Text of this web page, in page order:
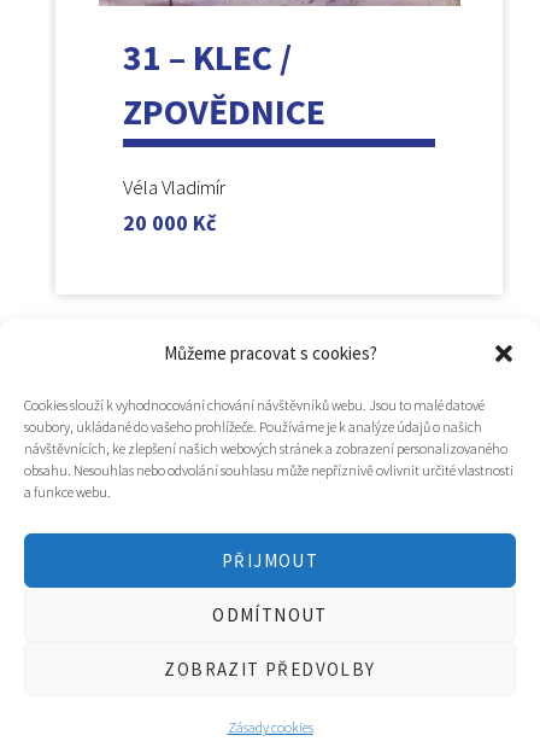
Můžeme pracovat s cookies?
Cookies slouží k vyhodnocování chování návštěvníků webu. Jsou to malé datové
soubory, ukládané do vašeho prohlížeče. Používáme je k analýze údajů o našich
návštěvnících, ke zlepšení našich webových stránek a zobrazení personalizovaného
obsahu. Nesouhlas nebo odvolání souhlasu může nepříznivě ovlivnit určité vlastnosti
a funkce webu.
PŘIJMOUT
ODMÍTNOUT
ZOBRAZIT PŘEDVOLBY
Zásady cookies
31 – KLEC /
ZPOVĚDNICE
Véla Vladimír
20 000 Kč
Tvorba webu a design WOOP.design/